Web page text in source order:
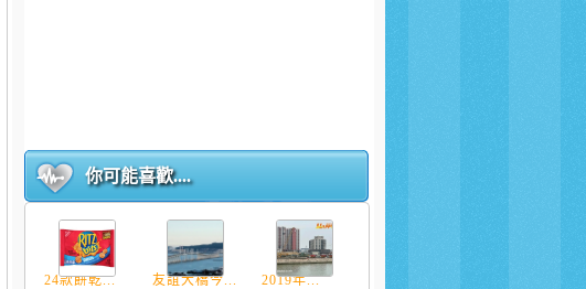
你可能喜歡....
24款餅乾... 友誼大橋今... 2019年...